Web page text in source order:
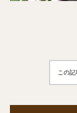
この